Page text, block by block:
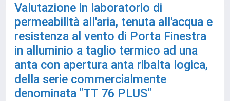
Valutazione in laboratorio di
permeabilità all'aria, tenuta all'acqua e
resistenza al vento di Porta Finestra
in alluminio a taglio termico ad una
anta con apertura anta ribalta logica,
della serie commercialmente
denominata "TT 76 PLUS"